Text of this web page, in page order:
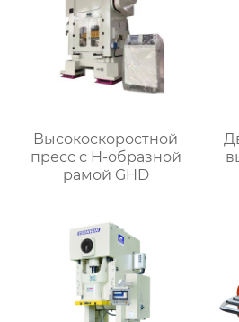
Высокоскоростной
пресс с H-образной
рамой GHD